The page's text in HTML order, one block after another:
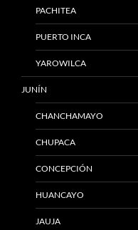
PACHITEA
PUERTO INCA
YAROWILCA
JUNÍN
CHANCHAMAYO
CHUPACA
CONCEPCIÓN
HUANCAYO
JAUJA